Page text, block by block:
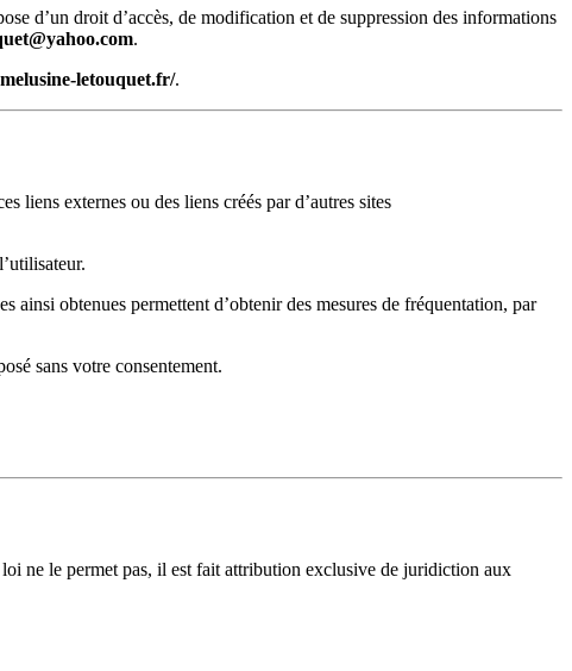
d’un droit d’accès, de modification et de suppression des informations
.
letouquet.fr/.
liens externes ou des liens créés par d’autres sites
obtenues permettent d’obtenir des mesures de fréquentation, par
sans votre consentement.
ne le permet pas, il est fait attribution exclusive de juridiction aux